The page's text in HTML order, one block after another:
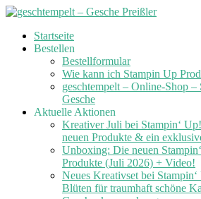
Skip
Startseite
Bestellen
Bestellformular
Wie kann ich Stampin Up
geschtempelt – Online-Shop –
Gesche
Aktuelle Aktionen
Kreativer Juli bei Stampin‘
neuen Produkte & ein
Unboxing: Die neuen
Produkte (Juli 2026) + Video!
Neues Kreativset bei
Blüten für traumhaft schöne